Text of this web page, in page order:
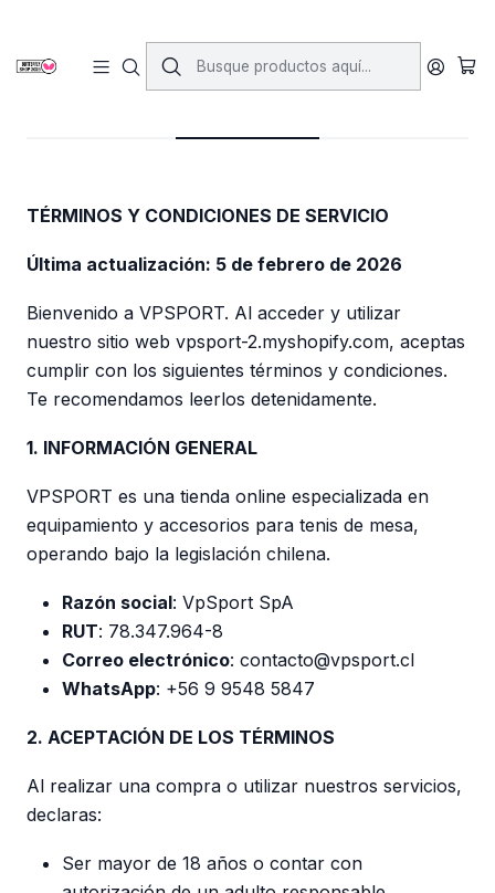
Términos y Condiciones
TÉRMINOS Y CONDICIONES DE SERVICIO
Última actualización: 5 de febrero de 2026
Bienvenido a VPSPORT. Al acceder y utilizar
nuestro sitio web vpsport-2.myshopify.com, aceptas
cumplir con los siguientes términos y condiciones.
Te recomendamos leerlos detenidamente.
1. INFORMACIÓN GENERAL
VPSPORT es una tienda online especializada en
equipamiento y accesorios para tenis de mesa,
operando bajo la legislación chilena.
Razón social: VpSport SpA
RUT: 78.347.964-8
Correo electrónico: contacto@vpsport.cl
WhatsApp: +56 9 9548 5847
2. ACEPTACIÓN DE LOS TÉRMINOS
Al realizar una compra o utilizar nuestros servicios,
declaras:
Ser mayor de 18 años o contar con